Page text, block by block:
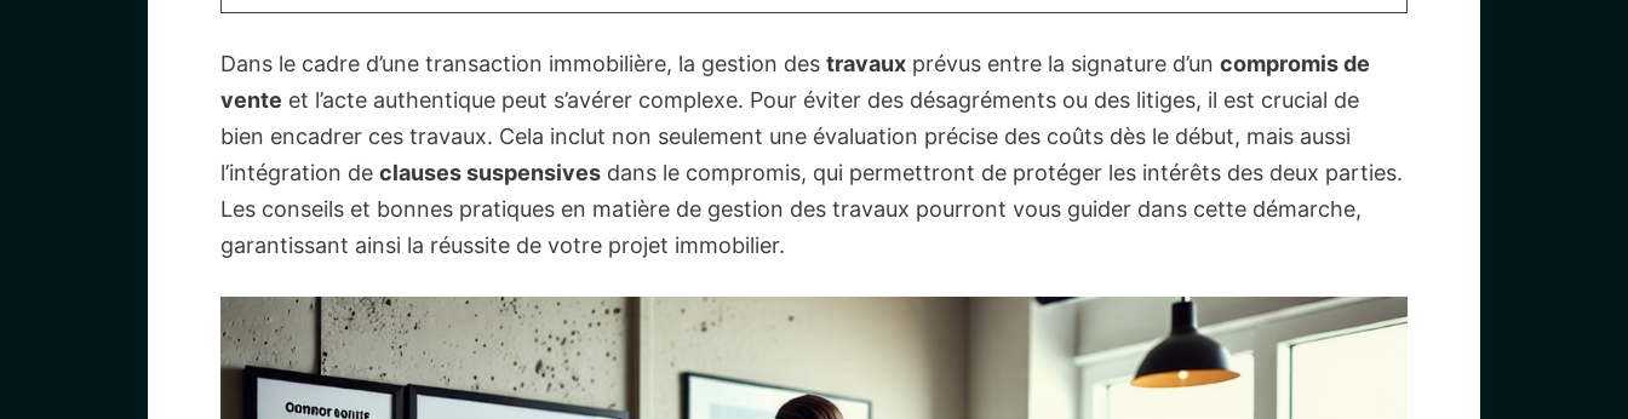
Dans le cadre d’une transaction immobilière, la gestion des travaux prévus entre la signature d’un compromis de
vente et l’acte authentique peut s’avérer complexe. Pour éviter des désagréments ou des litiges, il est crucial de
bien encadrer ces travaux. Cela inclut non seulement une évaluation précise des coûts dès le début, mais aussi
l’intégration de clauses suspensives dans le compromis, qui permettront de protéger les intérêts des deux parties.
Les conseils et bonnes pratiques en matière de gestion des travaux pourront vous guider dans cette démarche,
garantissant ainsi la réussite de votre projet immobilier.